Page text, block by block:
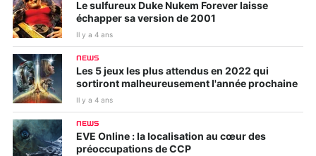
Le sulfureux Duke Nukem Forever laisse
échapper sa version de 2001
Il y a 4 ans
NEWS
Les 5 jeux les plus attendus en 2022 qui
sortiront malheureusement l'année prochaine
Il y a 4 ans
NEWS
EVE Online : la localisation au cœur des
préoccupations de CCP